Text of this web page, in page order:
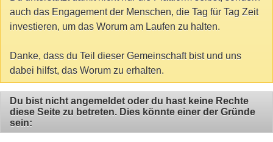
auch das Engagement der Menschen, die Tag für Tag Zeit
investieren, um das Worum am Laufen zu halten.
Danke, dass du Teil dieser Gemeinschaft bist und uns
dabei hilfst, das Worum zu erhalten.
Du bist nicht angemeldet oder du hast keine Rechte
diese Seite zu betreten. Dies könnte einer der Gründe
sein: